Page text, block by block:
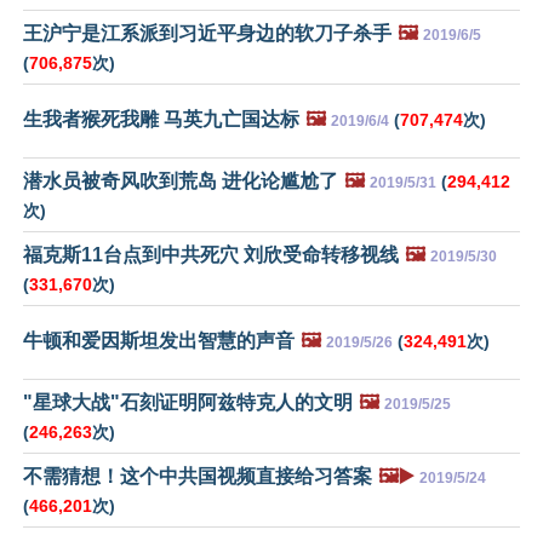
王沪宁是江系派到习近平身边的软刀子杀手 🖼️ 2019/6/5
(706,875次)
生我者猴死我雕 马英九亡国达标 🖼️ 2019/6/4 (707,474次)
潜水员被奇风吹到荒岛 进化论尴尬了 🖼️ 2019/5/31 (294,412
次)
福克斯11台点到中共死穴 刘欣受命转移视线 🖼️ 2019/5/30
(331,670次)
牛顿和爱因斯坦发出智慧的声音 🖼️ 2019/5/26 (324,491次)
"星球大战"石刻证明阿兹特克人的文明 🖼️ 2019/5/25
(246,263次)
不需猜想！这个中共国视频直接给习答案 🖼️▶️ 2019/5/24
(466,201次)